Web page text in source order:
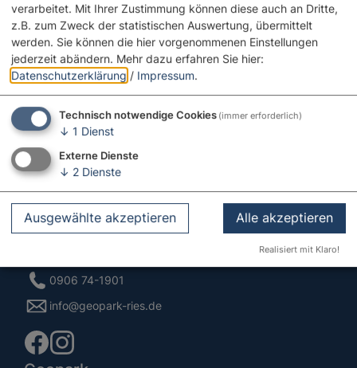
Kontakt
0906 74-1901
info@geopark-ries.de
verarbeitet. Mit Ihrer Zustimmung können diese auch an Dritte,
z.B. zum Zweck der statistischen Auswertung, übermittelt
werden. Sie können die hier vorgenommenen Einstellungen
jederzeit abändern. Mehr dazu erfahren Sie hier:
Datenschutzerklärung / Impressum.
Technisch notwendige Cookies (immer erforderlich)
↓ 1 Dienst
Externe Dienste
↓ 2 Dienste
Ausgewählte akzeptieren Alle akzeptieren
Realisiert mit Klaro!